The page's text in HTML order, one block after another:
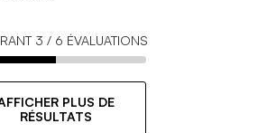
3 / 6 ÉVALUATIONS
PLUS DE
RÉSULTATS